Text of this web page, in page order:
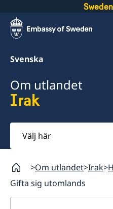
Svenska
Om utlandet
Irak
Välj
här
Om utlandet Irak
Gifta sig utomlands